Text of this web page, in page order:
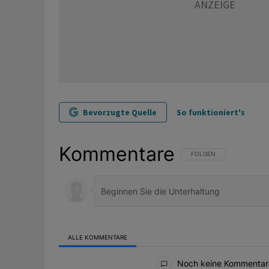
Bevorzugte Quelle So funktioniert's
Kommentare FOLGE DIESER
FOLGEN
ALLE KOMMENTARE
Noch keine